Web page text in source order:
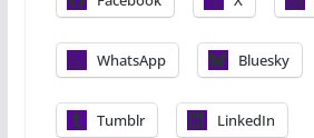
WhatsApp Bluesky
Tumblr LinkedIn